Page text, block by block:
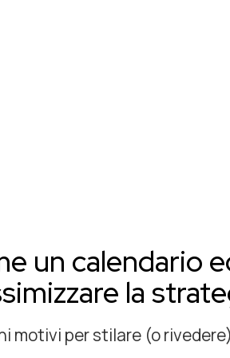
un calendario
la
motivi per stilare (o